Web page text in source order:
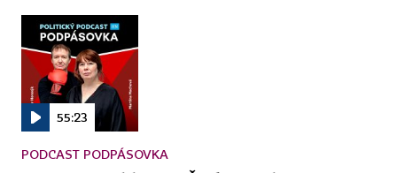
55:23
PODCAST PODPÁSOVKA